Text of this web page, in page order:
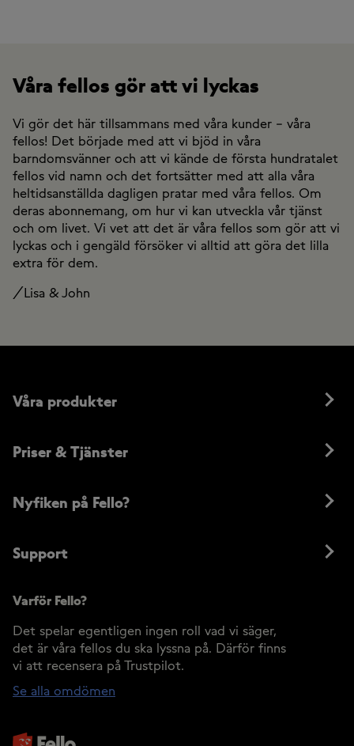
Våra fellos gör att vi lyckas
Vi gör det här tillsammans med våra kunder – våra
fellos! Det började med att vi bjöd in våra
barndomsvänner och att vi kände de första hundratalet
fellos vid namn och det fortsätter med att alla våra
heltidsanställda dagligen pratar med våra fellos. Om
deras abonnemang, om hur vi kan utveckla vår tjänst
och om livet. Vi vet att det är våra fellos som gör att vi
lyckas och i gengäld försöker vi alltid att göra det lilla
extra för dem.
/Lisa & John
Våra produkter
Priser & Tjänster
Nyfiken på Fello?
Support
Varför Fello?
Det spelar egentligen ingen roll vad vi säger,
det är våra fellos du ska lyssna på. Därför finns
vi att recensera på Trustpilot.
Se alla omdömen